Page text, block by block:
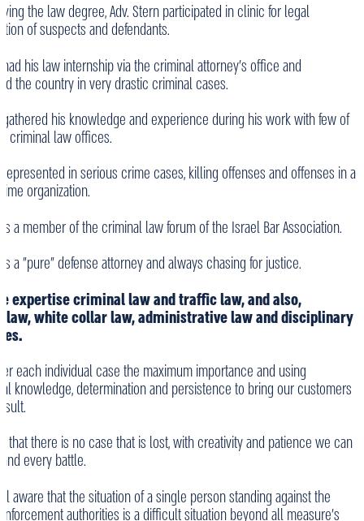
the law degree, Adv. Stern participated in clinic for legal
of suspects and defendants.
had his law internship via the criminal attorney's office and
the country in very drastic criminal cases.
gathered his knowledge and experience during his work with few of
criminal law offices.
represented in serious crime cases, killing offenses and offenses in a
organization.
is a member of the criminal law forum of the Israel Bar Association.
is a "pure" defense attorney and always chasing for justice.
expertise criminal law and traffic law, and also,
white collar law, administrative law and disciplinary
each individual case the maximum importance and using
knowledge, determination and persistence to bring our customers
that there is no case that is lost, with creativity and patience we can
every battle.
aware that the situation of a single person standing against the
authorities is a difficult situation beyond all measure's